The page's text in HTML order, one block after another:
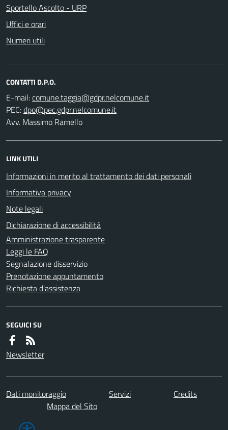
Sportello Ascolto - URP
Uffici e orari
Numeri utili
CONTATTI D.P.O.
E-mail:
PEC:
Avv. Massimo Ramello
LINK UTILI
Informazioni in merito al trattamento dei dati personali
Informativa privacy
Note legali
Dichiarazione di accessibilità
Amministrazione trasparente
Leggi le FAQ
Segnalazione disservizio
Prenotazione appuntamento
Richiesta d'assistenza
SEGUICI SU
Newsletter
Dati monitoraggio Servizi
Credits
Mappa del Sito